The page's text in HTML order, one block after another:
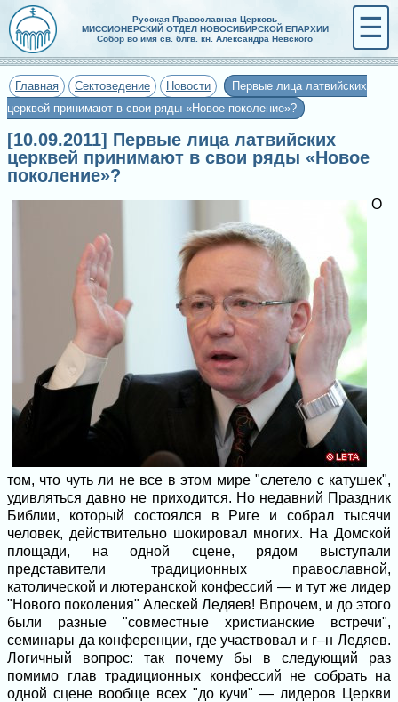
Русская Православная Церковь
МИССИОНЕРСКИЙ ОТДЕЛ НОВОСИБИРСКОЙ ЕПАРХИИ
Собор во имя св. блгв. кн. Александра Невского
☰
Главная Сектоведение Новости
Первые лица латвийских
церквей принимают в свои ряды «Новое поколение»?
[10.09.2011] Первые лица латвийских
церквей принимают в свои ряды «Новое
поколение»?
О
том, что чуть ли не все в этом мире "слетело с катушек",
удивляться давно не приходится. Но недавний Праздник
Библии, который состоялся в Риге и собрал тысячи
человек, действительно шокировал многих. На Домской
площади, на одной сцене, рядом выступали
представители традиционных православной,
католической и лютеранской конфессий — и тут же лидер
"Нового поколения" Алескей Ледяев! Впрочем, и до этого
были разные "совместные христианские встречи",
семинары да конференции, где участвовал и г–н Ледяев.
Логичный вопрос: так почему бы в следующий раз
помимо глав традиционных конфессий не собрать на
одной сцене вообще всех "до кучи" — лидеров Церкви